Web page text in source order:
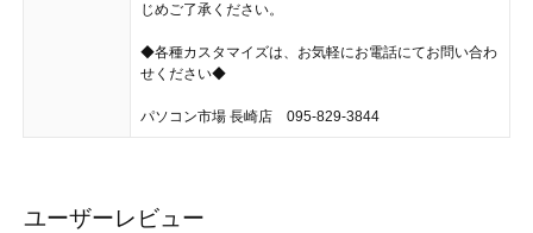
じめご了承ください。
◆各種カスタマイズは、お気軽にお電話にてお問い合わ
せください◆
パソコン市場 長崎店 095-829-3844
ユーザーレビュー